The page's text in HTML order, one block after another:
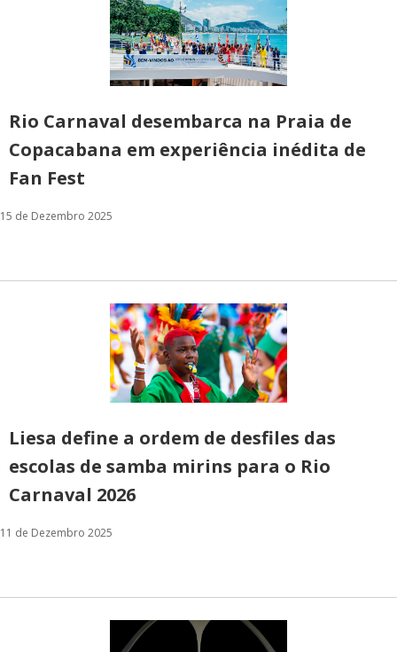
Rio Carnaval desembarca na Praia de
Copacabana em experiência inédita de
Fan Fest
15 de Dezembro 2025
Liesa define a ordem de desfiles das
escolas de samba mirins para o Rio
Carnaval 2026
11 de Dezembro 2025